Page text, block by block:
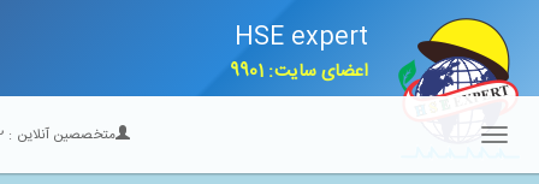
HSE expert
اعضای سایت: 9901
متخصصین آنلاین :22
Toggle
navigation